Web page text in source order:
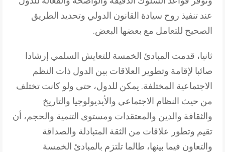
عند تنفيذ روح سيادة القانون الدولي وتحديد الطريق
الصحيح للتعامل مع بعضها البعض.
ثانيا، قدمت المبادئ الخمسة للتعايش السلمي إرشادا
صائبا لإقامة وتطوير العلاقات بين الدول ذات النظم
الاجتماعية المختلفة. يمكن للدول، حتى ولو كانت تختلف
من حيث النظام الاجتماعي والأيديولوجيا والتاريخ
والثقافة والدين والمعتقدات ومستوى التنمية والحجم، أن
تقيم وتطور علاقات من الثقة المتبادلة والصداقة
والتعاون فيما بينها، طالما تلتزم بالمبادئ الخمسة